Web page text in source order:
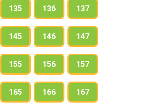
135 136 137
145 146 147
155 156 157
165 166 167